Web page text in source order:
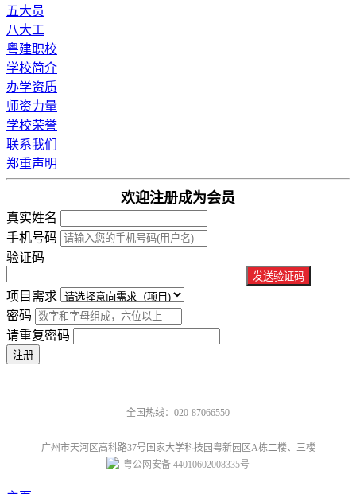
五大员
八大工
粤建职校
学校简介
办学资质
师资力量
学校荣誉
联系我们
郑重声明
欢迎注册成为会员
真实姓名
手机号码
验证码
发送验证码
项目需求
密码
请重复密码
全国热线：020-87066550
广州市天河区高科路37号国家大学科技园粤新园区A栋二楼、三楼
粤公网安备 44010602008335号